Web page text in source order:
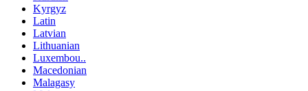
Kyrgyz
Latin
Latvian
Lithuanian
Luxembou..
Macedonian
Malagasy